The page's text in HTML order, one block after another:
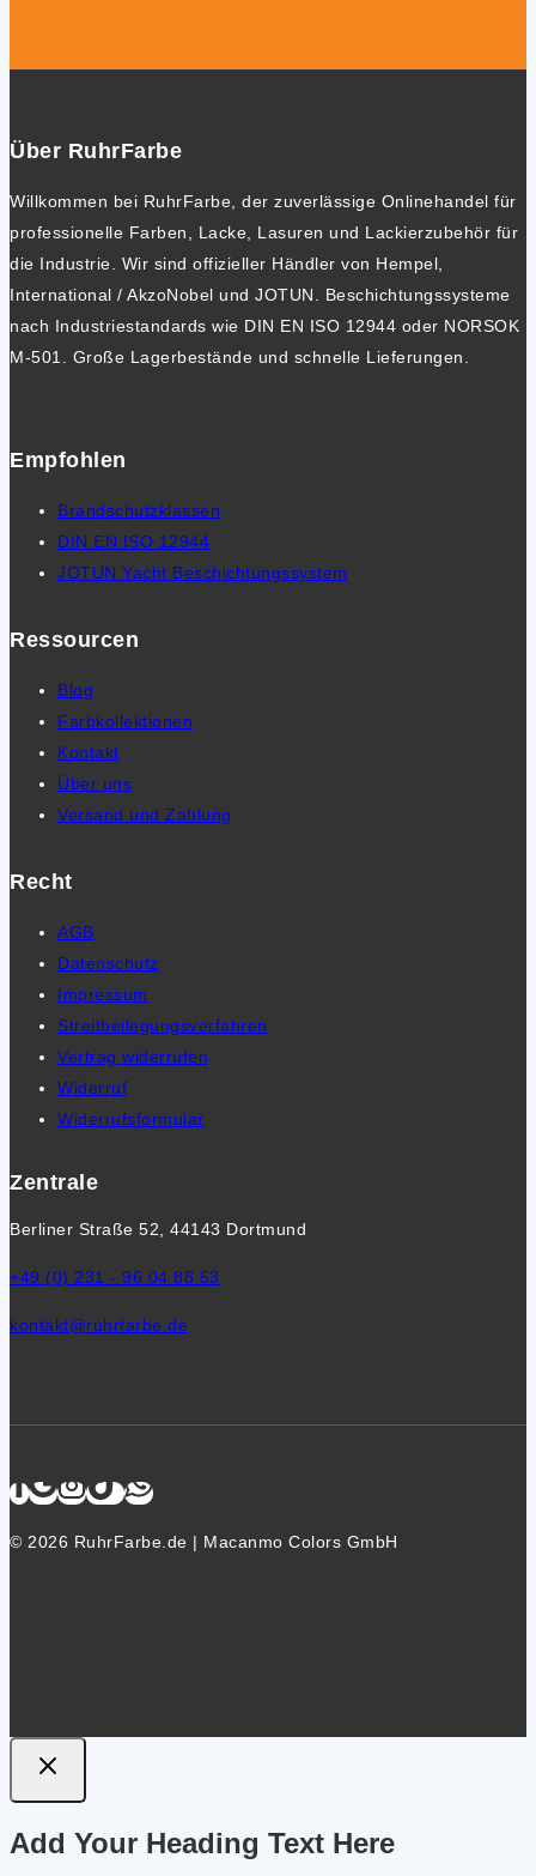
Über RuhrFarbe
Willkommen bei RuhrFarbe, der zuverlässige Onlinehandel für
professionelle Farben, Lacke, Lasuren und Lackierzubehör für
die Industrie. Wir sind offizieller Händler von Hempel,
International / AkzoNobel und JOTUN. Beschichtungssysteme
nach Industriestandards wie DIN EN ISO 12944 oder NORSOK
M-501. Große Lagerbestände und schnelle Lieferungen.
Empfohlen
Brandschutzklassen
DIN EN ISO 12944
JOTUN Yacht Beschichtungssystem
Ressourcen
Blog
Farbkollektionen
Kontakt
Über uns
Versand und Zahlung
Recht
AGB
Datenschutz
Impressum
Streitbeilegungsverfahren
Vertrag widerrufen
Widerruf
Widerrufsformular
Zentrale
Berliner Straße 52, 44143 Dortmund
+49 (0) 231 - 96 04 88 53
kontakt@ruhrfarbe.de
© 2026 RuhrFarbe.de | Macanmo Colors GmbH
Add Your Heading Text Here